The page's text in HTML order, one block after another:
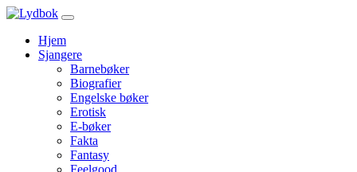
Hjem
Sjangere
Barnebøker
Biografier
Engelske bøker
Erotisk
E-bøker
Fakta
Fantasy
Feelgood